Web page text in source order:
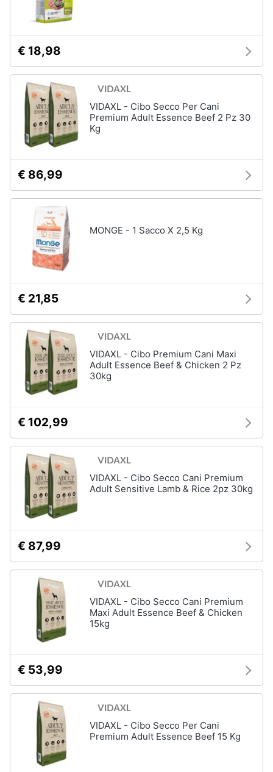
€ 18,98
VIDAXL - Cibo Secco Per Cani
Premium Adult Essence Beef 2 Pz 30
Kg
€ 86,99
MONGE - 1 Sacco X 2,5 Kg
€ 21,85
VIDAXL - Cibo Premium Cani Maxi
Adult Essence Beef & Chicken 2 Pz
30kg
€ 102,99
VIDAXL - Cibo Secco Cani Premium
Adult Sensitive Lamb & Rice 2pz 30kg
€ 87,99
VIDAXL - Cibo Secco Cani Premium
Maxi Adult Essence Beef & Chicken
15kg
€ 53,99
VIDAXL - Cibo Secco Per Cani
Premium Adult Essence Beef 15 Kg